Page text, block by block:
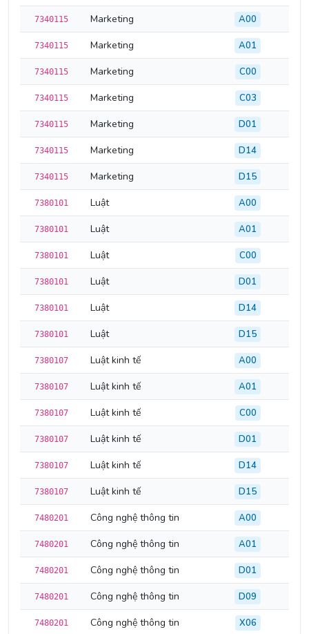
7340115 Marketing A00
7340115 Marketing A01
7340115 Marketing C00
7340115 Marketing C03
7340115 Marketing D01
7340115 Marketing D14
7340115 Marketing D15
7380101 Luật A00
7380101 Luật A01
7380101 Luật C00
7380101 Luật D01
7380101 Luật D14
7380101 Luật D15
7380107 Luật kinh tế A00
7380107 Luật kinh tế A01
7380107 Luật kinh tế C00
7380107 Luật kinh tế D01
7380107 Luật kinh tế D14
7380107 Luật kinh tế D15
7480201 Công nghệ thông tin A00
7480201 Công nghệ thông tin A01
7480201 Công nghệ thông tin D01
7480201 Công nghệ thông tin D09
7480201 Công nghệ thông tin X06